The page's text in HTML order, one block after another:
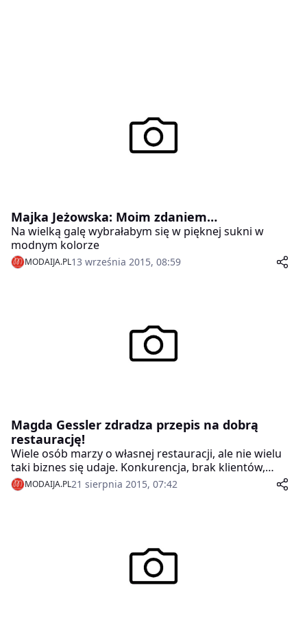
Majka Jeżowska: Moim zdaniem…
Na wielką galę wybrałabym się w pięknej sukni w
modnym kolorze
MODAIJA.PL13 września 2015, 08:59
Magda Gessler zdradza przepis na dobrą
restaurację!
Wiele osób marzy o własnej restauracji, ale nie wielu
taki biznes się udaje. Konkurencja, brak klientów,
nieodpowiednia reklama czy nawet wygląd potrafią
sprawić, że sale świecą pustkami. Jak sprawić by
MODAIJA.PL21 sierpnia 2015, 07:42